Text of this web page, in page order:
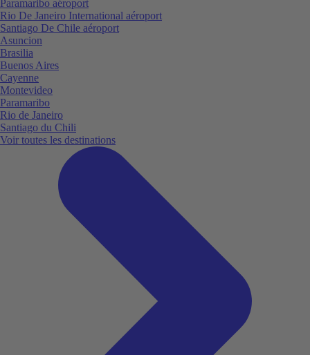
Paramaribo aéroport
Rio De Janeiro International aéroport
Santiago De Chile aéroport
Asuncion
Brasilia
Buenos Aires
Cayenne
Montevideo
Paramaribo
Rio de Janeiro
Santiago du Chili
Voir toutes les destinations